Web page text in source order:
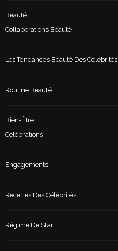
Beauté
Collaborations Beauté
Les Tendances Beauté Des Célébrités
Routine Beauté
Bien-Être
Célébrations
Engagements
Recettes Des Célébrités
Régime De Star